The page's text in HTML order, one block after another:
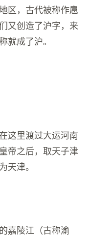
区，古代被称作扈
又创造了沪字，来
就成了沪。
这里渡过大运河南
帝之后，取天子津
天津。
嘉陵江（古称渝